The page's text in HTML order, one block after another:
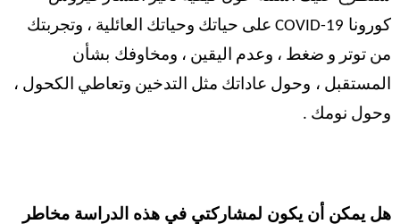
كورونا
COVID-19 على حياتك وحياتك العائلية ، وتجربتك
من توتر و ضغط ، وعدم اليقين ، ومخاوفك بشأن
المستقبل ، وحول عاداتك مثل التدخين وتعاطي الكحول ،
وحول نومك .
هل يمكن أن يكون لمشاركتي في هذه الدراسة مخاطر